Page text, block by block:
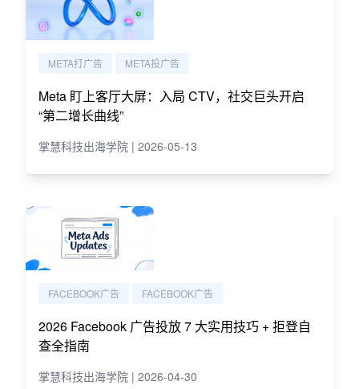
META打广告 META投广告
Meta 盯上客厅大屏：入局 CTV，社交巨头开启
“第二增长曲线”
掌慧科技出海学院 | 2026-05-13
FACEBOOK广告 FACEBOOK广告
2026 Facebook 广告投放 7 大实用技巧 + 拒登自
查全指南
掌慧科技出海学院 | 2026-04-30